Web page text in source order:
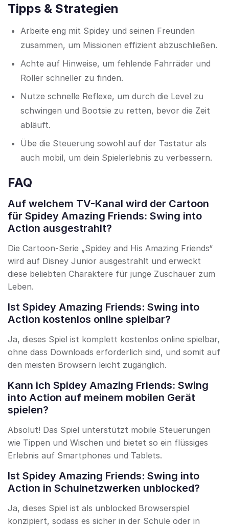
Tipps & Strategien
Arbeite eng mit Spidey und seinen Freunden
zusammen, um Missionen effizient abzuschließen.
Achte auf Hinweise, um fehlende Fahrräder und
Roller schneller zu finden.
Nutze schnelle Reflexe, um durch die Level zu
schwingen und Bootsie zu retten, bevor die Zeit
abläuft.
Übe die Steuerung sowohl auf der Tastatur als
auch mobil, um dein Spielerlebnis zu verbessern.
FAQ
Auf welchem TV-Kanal wird der Cartoon
für Spidey Amazing Friends: Swing into
Action ausgestrahlt?
Die Cartoon-Serie „Spidey and His Amazing Friends“
wird auf Disney Junior ausgestrahlt und erweckt
diese beliebten Charaktere für junge Zuschauer zum
Leben.
Ist Spidey Amazing Friends: Swing into
Action kostenlos online spielbar?
Ja, dieses Spiel ist komplett kostenlos online spielbar,
ohne dass Downloads erforderlich sind, und somit auf
den meisten Browsern leicht zugänglich.
Kann ich Spidey Amazing Friends: Swing
into Action auf meinem mobilen Gerät
spielen?
Absolut! Das Spiel unterstützt mobile Steuerungen
wie Tippen und Wischen und bietet so ein flüssiges
Erlebnis auf Smartphones und Tablets.
Ist Spidey Amazing Friends: Swing into
Action in Schulnetzwerken unblocked?
Ja, dieses Spiel ist als unblocked Browserspiel
konzipiert, sodass es sicher in der Schule oder in